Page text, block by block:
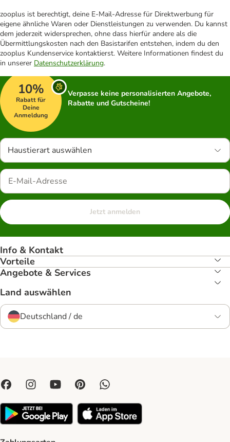
zooplus ist berechtigt, deine E-Mail-Adresse für Direktwerbung für
eigene ähnliche Waren oder Dienstleistungen zu verwenden. Du kannst
dem jederzeit widersprechen, ohne dass hierfür andere als die
Übermittlungskosten nach den Basistarifen entstehen, indem du den
zooplus Kundenservice kontaktierst. Weitere Informationen findest du
in unserer Datenschutzerklärung.
10%
Rabatt für
Deine
Anmeldung
Verpasse keine personalisierten Angebote,
Rabatte und Gutscheine!
Haustierart auswählen
Jetzt anmelden
Info & Kontakt
Vorteile
Angebote & Services
Land auswählen
Deutschland / de